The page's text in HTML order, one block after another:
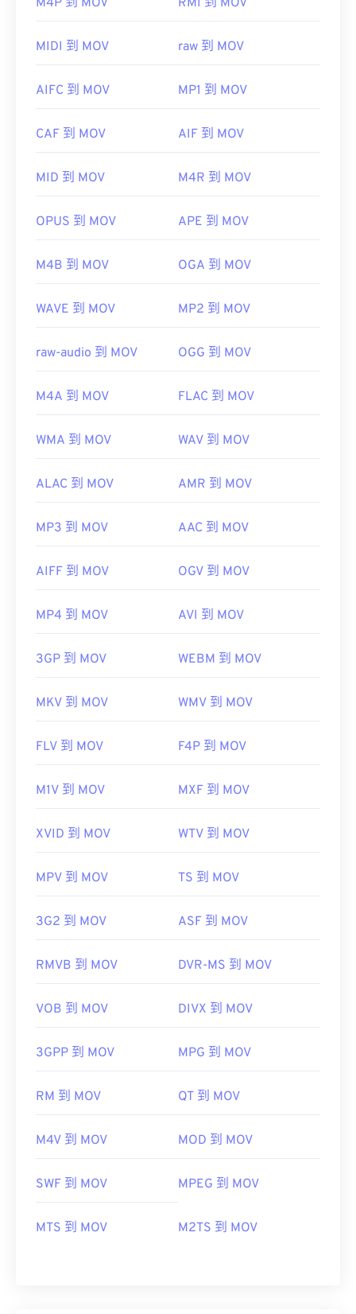
外掛程式。
初始發布：2007
https://en.wikipedia.org/wiki/Flash_Video
https://www.iso.org/standard/68960.html
請注意，還有兩種檔案類型也使用 MOV 副檔名。它
種文件類型彼此無關，一種已過時，另一種與線上遊
實用連結：
https://developer.apple.com/library/archive/
M4P 到 MOV RMI 到 MOV
MIDI 到 MOV raw 到 MOV
AIFC 到 MOV MP1 到 MOV
CAF 到 MOV AIF 到 MOV
MID 到 MOV M4R 到 MOV
OPUS 到 MOV APE 到 MOV
M4B 到 MOV OGA 到 MOV
WAVE 到 MOV MP2 到 MOV
raw-audio 到 MOV OGG 到 MOV
M4A 到 MOV FLAC 到 MOV
WMA 到 MOV WAV 到 MOV
ALAC 到 MOV AMR 到 MOV
MP3 到 MOV AAC 到 MOV
AIFF 到 MOV OGV 到 MOV
MP4 到 MOV AVI 到 MOV
3GP 到 MOV WEBM 到 MOV
MKV 到 MOV WMV 到 MOV
FLV 到 MOV F4P 到 MOV
M1V 到 MOV MXF 到 MOV
XVID 到 MOV WTV 到 MOV
MPV 到 MOV TS 到 MOV
3G2 到 MOV ASF 到 MOV
RMVB 到 MOV DVR-MS 到 MOV
VOB 到 MOV DIVX 到 MOV
3GPP 到 MOV MPG 到 MOV
RM 到 MOV QT 到 MOV
M4V 到 MOV MOD 到 MOV
SWF 到 MOV MPEG 到 MOV
MTS 到 MOV M2TS 到 MOV